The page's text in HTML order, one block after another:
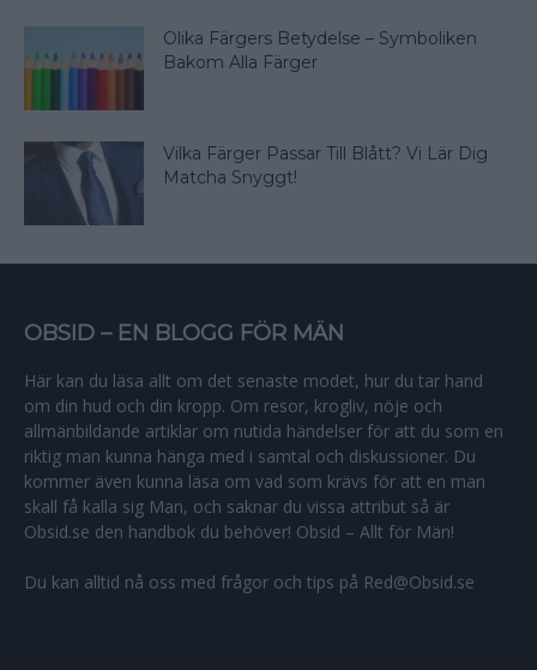
Olika Färgers Betydelse – Symboliken
Bakom Alla Färger
Vilka Färger Passar Till Blått? Vi Lär Dig
Matcha Snyggt!
OBSID – EN BLOGG FÖR MÄN
Här kan du läsa allt om det senaste modet, hur du tar hand
om din hud och din kropp. Om resor, krogliv, nöje och
allmänbildande artiklar om nutida händelser för att du som en
riktig man kunna hänga med i samtal och diskussioner. Du
kommer även kunna läsa om vad som krävs för att en man
skall få kalla sig Man, och saknar du vissa attribut så är
Obsid.se den handbok du behöver! Obsid – Allt för Män!
Du kan alltid nå oss med frågor och tips på Red@Obsid.se